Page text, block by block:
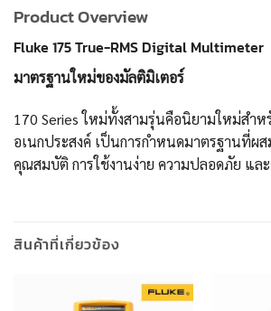
Product Overview
Fluke 175 True-RMS Digital Multimeter
มาตรฐานใหม่ของมัลติมิเตอร์
170 Series ใหม่ทั้งสามรุ่นคือนิยามใหม่สำห
อเนกประสงค์ เป็นการกำหนดมาตรฐานที่ผ
คุณสมบัติ การใช้งานง่าย ความปลอดภัย แล
สินค้าที่เกี่ยวข้อง